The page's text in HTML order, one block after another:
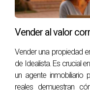
pronto se dieron
recursos en arreglar
ponerla en venta.
lograron aumentar
vendieron la casa por
Vender al valor
Vender una propiedad
de Idealista. Es crucial
un agente inmobiliario
reales demuestran